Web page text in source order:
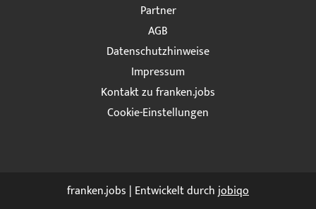
Partner
AGB
Datenschutzhinweise
Impressum
Kontakt zu franken.jobs
Cookie-Einstellungen
franken.jobs | Entwickelt durchjobiqo